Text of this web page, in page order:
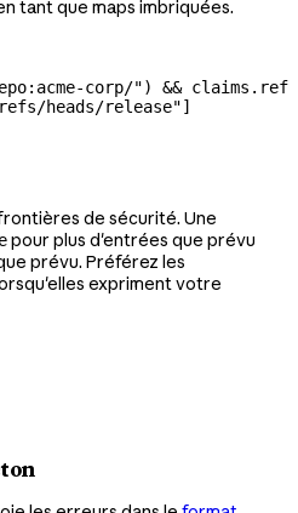
tant que maps imbriquées.
corp/") && claims.ref
heads/release"]
de sécurité. Une
pour plus d'entrées que prévu
prévu. Préférez les
expriment votre